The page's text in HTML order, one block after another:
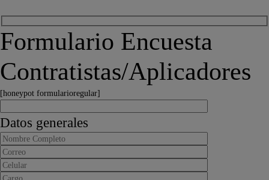
Formulario Encuesta
Contratistas/Aplicadores
[honeypot formularioregular]
Datos generales